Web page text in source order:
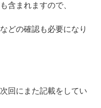
含まれますので、
どの確認も必要になり
回にまた記載をしてい